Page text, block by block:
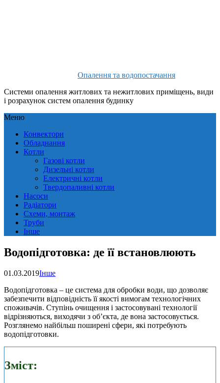
Опалення та водопостачання
Системи опалення житлових та нежитлових приміщень, види
і розрахунок систем опалення будинку
Меню
Конвектори
Обладнання
Котли
Газові котли
Дизельні котли
Електричні котли
Твердопаливні котли
Насоси
Радіатори
Схеми, монтаж
Труби
Інше
Водопідготовка: де її встановлюють
01.03.2019Інше
Водопідготовка – це система для обробки води, що дозволяє
забезпечити відповідність її якості вимогам технологічних
споживачів. Ступінь очищення і застосовувані технології
відрізняються, виходячи з об’єкта, де вона застосовується.
Розглянемо найбільш поширені сфери, які потребують
водопідготовки.
Зміст: